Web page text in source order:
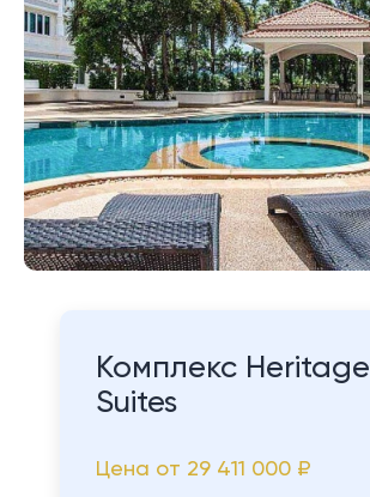
Комплекс Heritage
Suites
Цена от 29 411 000 ₽